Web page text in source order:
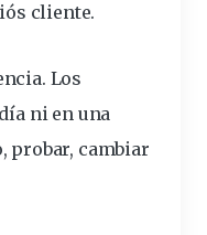
cliente.
Los
ni en una
probar, cambiar